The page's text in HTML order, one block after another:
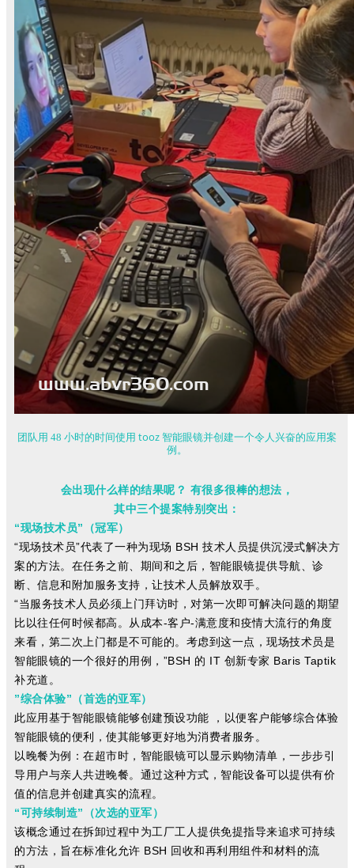
团队用 48 小时的时间使用 tooz 智能眼镜并创建一个令人兴奋的应用案
例。
会出现什么样的结果呢？ 有很多很棒的想法，
其中三个提案特别突出：
“现场技术员”（冠军）
“现场技术员”代表了一种为现场 BSH 技术人员提供沉浸式解决方
案的方法。在任务之前、期间和之后，智能眼镜提供导航、诊
断、信息和附加服务支持，让技术人员解放双手。
“当服务技术人员必须上门拜访时，对第一次即可解决问题的期望
比以往任何时候都高。从成本-客户-满意度和疫情大流行的角度
来看，第二次上门都是不可能的。考虑到这一点，现场技术员是
智能眼镜的一个很好的用例，”BSH 的 IT 创新专家 Baris Taptik
补充道。
”综合体验” （首选的亚军）
此应用基于智能眼镜能够创建预设功能 ，以便客户能够综合体验
智能眼镜的便利，使其能够更好地为消费者服务。
以晚餐为例：在超市时，智能眼镜可以显示购物清单，一步步引
导用户与亲人共进晚餐。通过这种方式，智能设备可以提供有价
值的信息并创建真实的流程。
“可持续制造”（次选的亚军）
该概念通过在拆卸过程中为工厂工人提供免提指导来追求可持续
的方法，旨在标准化允许 BSH 回收和再利用组件和材料的流